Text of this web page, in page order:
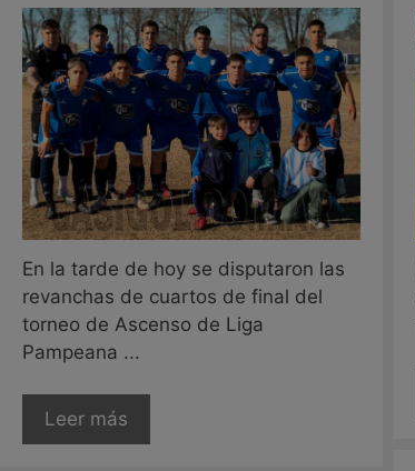
En la tarde de hoy se disputaron las
revanchas de cuartos de final del
torneo de Ascenso de Liga
Pampeana ...
Leer más